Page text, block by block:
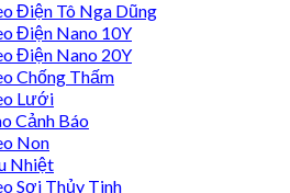
Điện Tô Nga Dũng
Điện Nano 10Y
Điện Nano 20Y
Chống Thấm
Lưới
Cảnh Báo
Non
Nhiệt
Sợi Thủy Tinh